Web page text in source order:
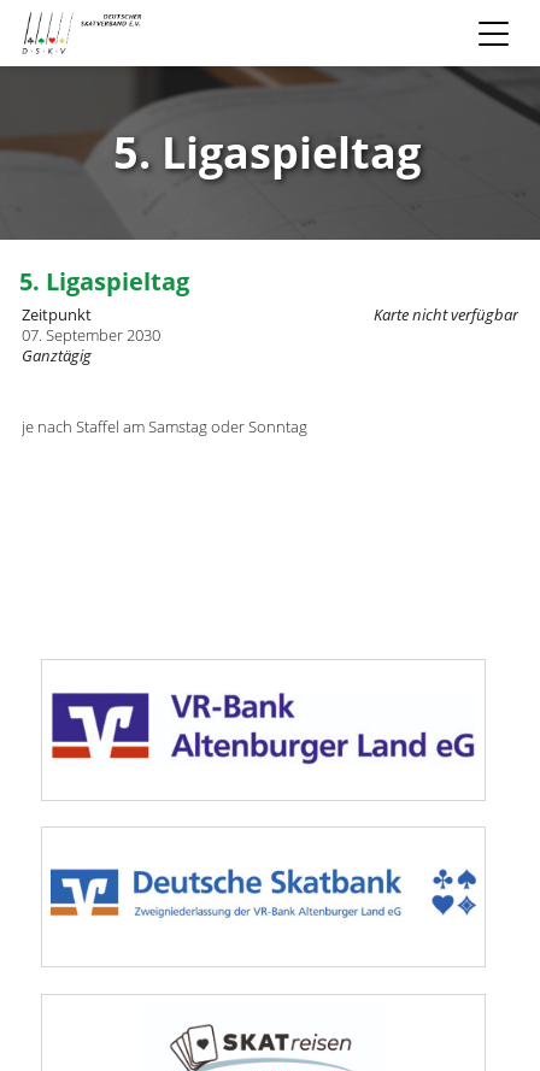
5. Ligaspieltag
5. Ligaspieltag
Karte nicht verfügbar
Zeitpunkt
07. September 2030
Ganztägig
je nach Staffel am Samstag oder Sonntag